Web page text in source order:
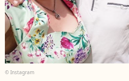
© Instagram